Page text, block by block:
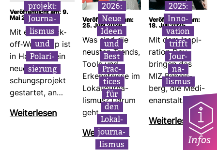
pro­jekt:
Jour­na­
lismus
und
Pola­ri­
sie­rung
Veröffentlicht am: 9.
Mai 2025
Mit einem Kick-​
off-​Work­shop ist
in Ham­burg ein
neues For­
schungs­pro­jekt
gestartet, an…
Wei­ter­lesen
2026:
Neue
Ideen
und
Best
Prac­
tices
für
den
Lokal­
jour­na­
lismus
Veröffentlicht am:
25. Juni 2026
Was sind die
neusten Trends,
Tools und
Erkennt­nisse im
Lokal­jour­na­
lismus? Darum
geht…
Wei­ter­lesen
2025:
Inno­
va­tion
trifft
Jour­
na­
lismus
Veröffentlicht am:
18. Juli 2025
Mit dem Inspi­
ra­tion Day
bringen das
MIZ Babels­
berg, die Medi­
en­an­stalt…
Wei­ter­lesen
Infos